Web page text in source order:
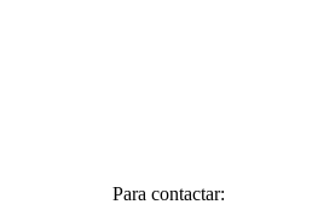
Para contactar: